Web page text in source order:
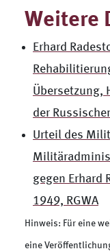
Weitere
Erhard
Übersetzung,
der
Urteil des
gegen Erhard
1949, RGWA
Hinweis: Für eine
eine